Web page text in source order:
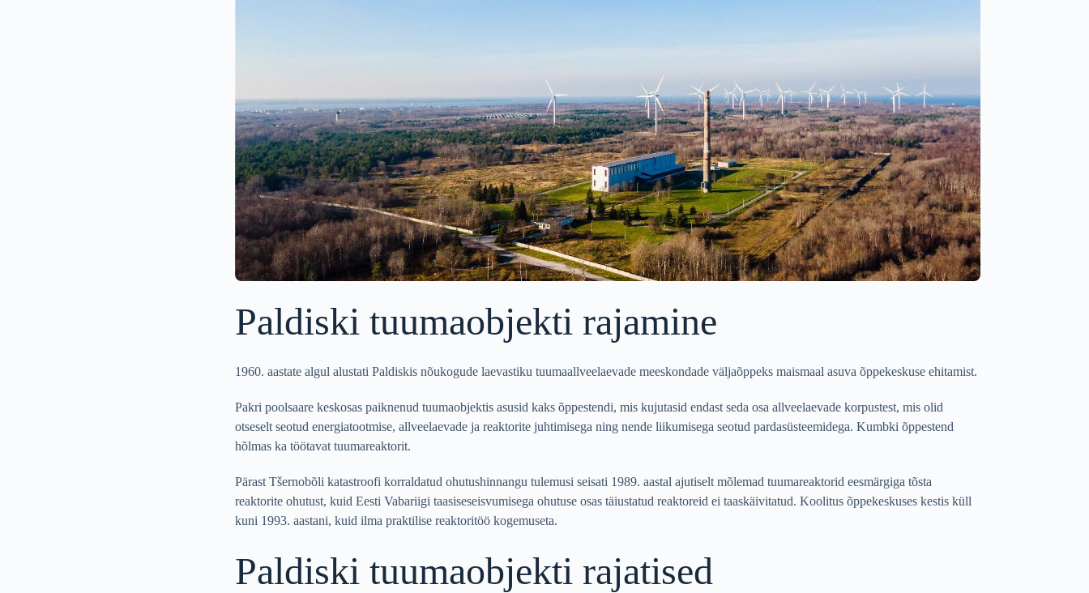
Paldiski tuumaobjekti rajamine
1960. aastate algul alustati Paldiskis nõukogude laevastiku tuumaallveelaevade meeskondade väljaõppeks maismaal asuva õppekeskuse ehitamist.
Pakri poolsaare keskosas paiknenud tuumaobjektis asusid kaks õppestendi, mis kujutasid endast seda osa allveelaevade korpustest, mis olid
otseselt seotud energiatootmise, allveelaevade ja reaktorite juhtimisega ning nende liikumisega seotud pardasüsteemidega. Kumbki õppestend
hõlmas ka töötavat tuumareaktorit.
Pärast Tšernobõli katastroofi korraldatud ohutushinnangu tulemusi seisati 1989. aastal ajutiselt mõlemad tuumareaktorid eesmärgiga tõsta
reaktorite ohutust, kuid Eesti Vabariigi taasiseseisvumisega ohutuse osas täiustatud reaktoreid ei taaskäivitatud. Koolitus õppekeskuses kestis küll
kuni 1993. aastani, kuid ilma praktilise reaktoritöö kogemuseta.
Paldiski tuumaobjekti rajatised